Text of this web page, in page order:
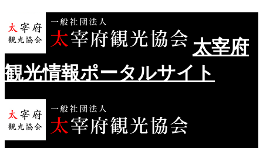
太宰府
観光情報ポータルサイト